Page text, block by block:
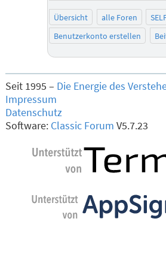
Übersicht alle Foren
Benutzerkonto erstellen
Seit 1995 – Die Energie des
Impressum
Datenschutz
Software: Classic Forum V5.7.23